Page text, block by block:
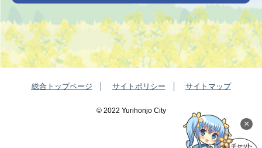
×
総合トップページ サイトポリシー サイトマップ
©️ 2022 Yurihonjo City